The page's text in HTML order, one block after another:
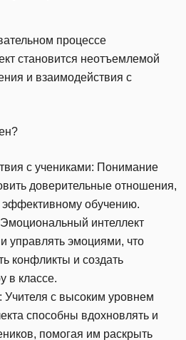
процессе
становится неотъемлемой
и взаимодействия с
с учениками: Понимание
доверительные отношения,
эффективному обучению.
интеллект
управлять эмоциями, что
конфликты и создать
в классе.
с высоким уровнем
способны вдохновлять и
помогая им раскрыть